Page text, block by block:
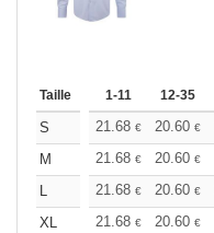
Taille 1-11 12-35
S 21.68 € 20.60 €
M
21.68 € 20.60 €
L
21.68 € 20.60 €
XL
21.68 € 20.60 €